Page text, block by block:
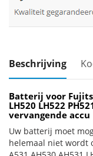
Beschrijving
Batterij voor
LH520 LH522
vervangende accu
Uw batterij moet
helemaal niet wordt